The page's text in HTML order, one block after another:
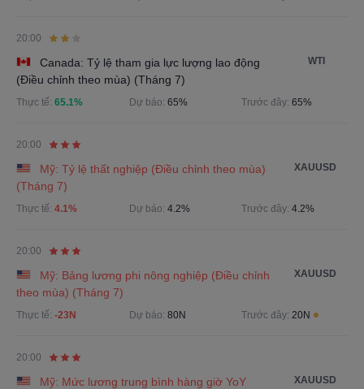
20:00
Canada: Tỷ lệ tham gia lực lượng lao động
(Điều chỉnh theo mùa) (Tháng 7)
WTI
Thực tế: 65.1% Dự báo: 65% Trước đây: 65%
20:00
Mỹ: Tỷ lệ thất nghiệp (Điều chỉnh theo mùa)
(Tháng 7)
XAUUSD
Thực tế: 4.1% Dự báo: 4.2% Trước đây: 4.2%
20:00
Mỹ: Bảng lương phi nông nghiệp (Điều chỉnh
theo mùa) (Tháng 7)
XAUUSD
Thực tế: -23N Dự báo: 80N Trước đây: 20N
20:00
Mỹ: Mức lương trung bình hàng giờ YoY
XAUUSD